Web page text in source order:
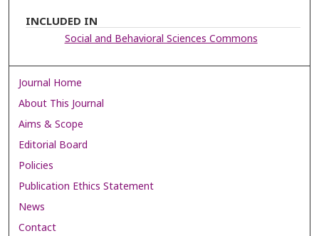
INCLUDED IN
Social and Behavioral Sciences Commons
Journal Home
About This Journal
Aims & Scope
Editorial Board
Policies
Publication Ethics Statement
News
Contact